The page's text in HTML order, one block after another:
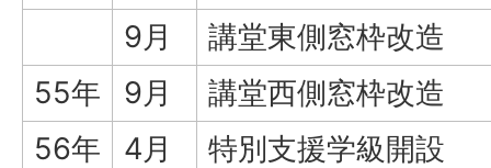
9月
講堂東側窓枠改造
55年
9月
講堂西側窓枠改造
56年
4月 特別支援学級開設